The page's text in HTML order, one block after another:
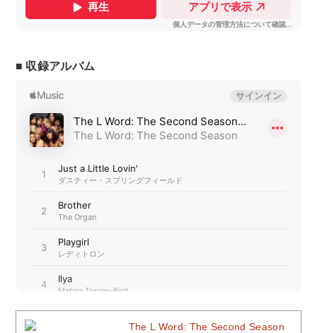
■ 収録アルバム
The L Word: The Second Season